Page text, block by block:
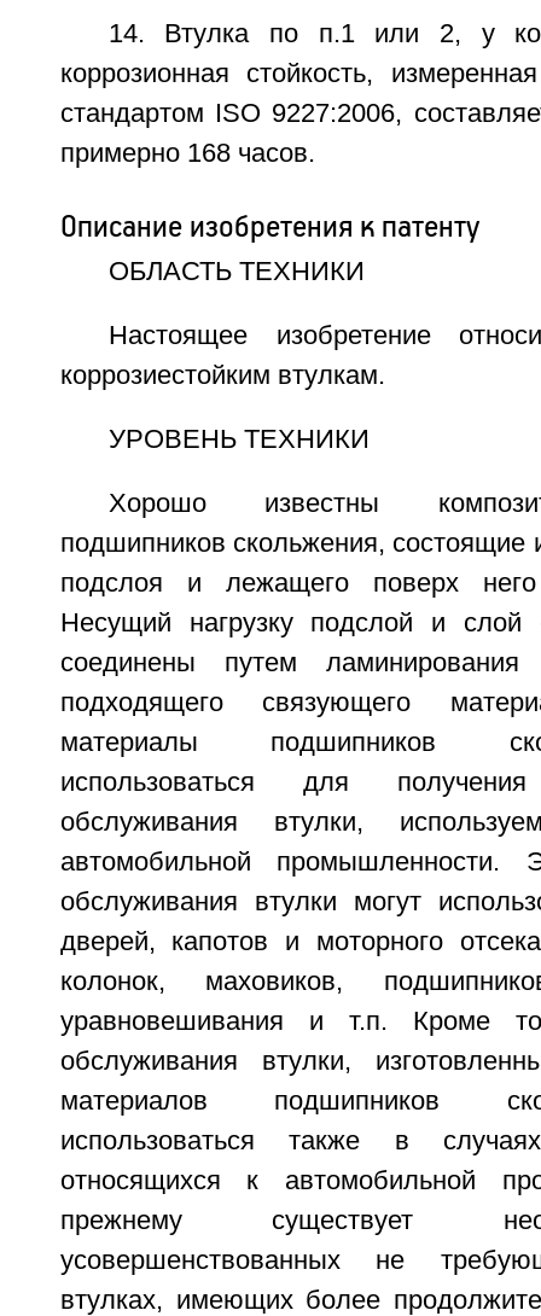
14. Втулка по п.1 или 2, у
коррозионная стойкость,
стандартом ISO 9227:2006,
примерно 168 часов.
Описание изобретения к патенту
ОБЛАСТЬ ТЕХНИКИ
Настоящее изобретение
коррозиестойким втулкам.
УРОВЕНЬ ТЕХНИКИ
Хорошо известны
подшипников скольжения, состоящие
подслоя и лежащего поверх
Несущий нагрузку подслой и слой
соединены путем ламинирования
подходящего связующего
материалы подшипников
использоваться для
обслуживания втулки,
автомобильной
обслуживания втулки могут
дверей, капотов и моторного
колонок, маховиков,
уравновешивания и т.п. Кроме
обслуживания втулки,
материалов подшипников
использоваться также в
относящихся к автомобильной
прежнему существует
усовершенствованных не
втулках, имеющих более